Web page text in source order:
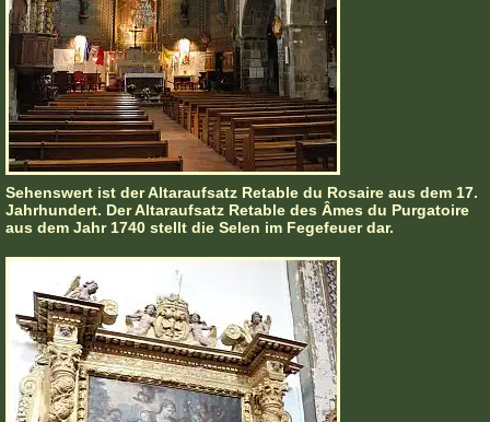
Sehenswert ist der Altaraufsatz Retable du Rosaire aus dem 17.
Jahrhundert. Der Altaraufsatz Retable des Âmes du Purgatoire
aus dem Jahr 1740 stellt die Selen im Fegefeuer dar.